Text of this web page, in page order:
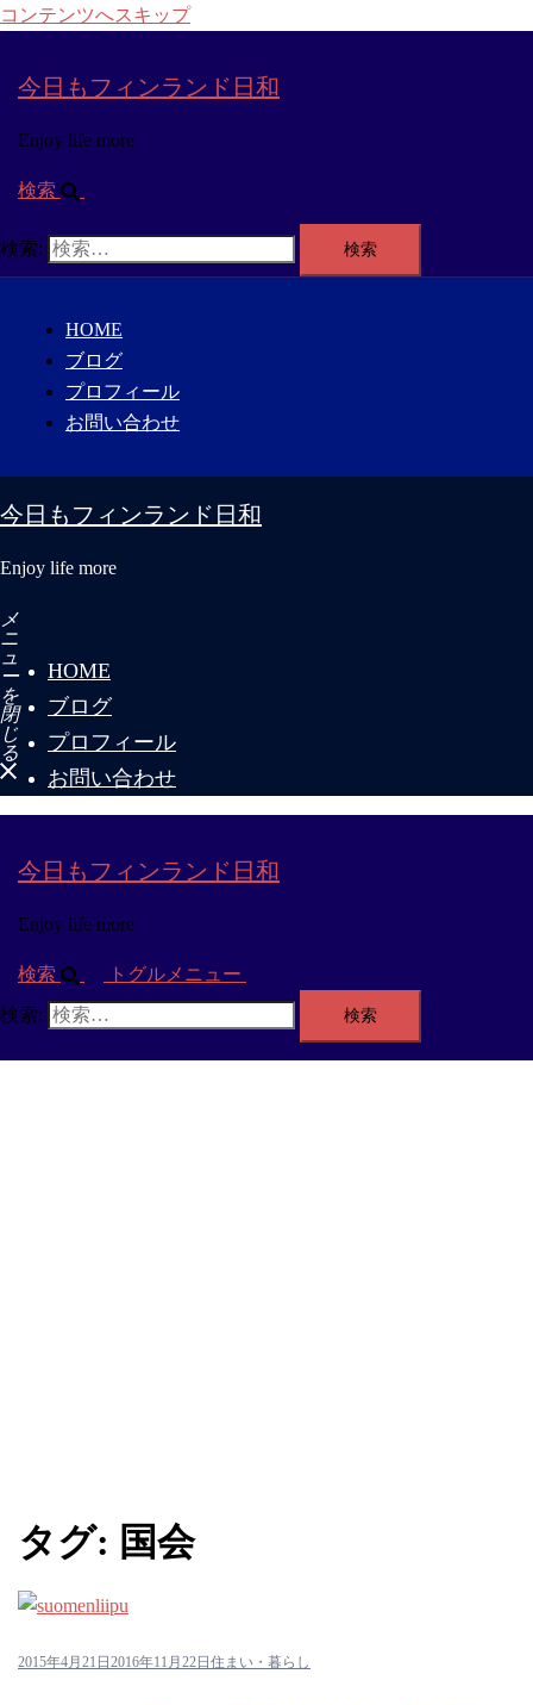
コンテンツへスキップ
今日もフィンランド日和
Enjoy life more
検索
検索:
HOME
ブログ
プロフィール
お問い合わせ
今日もフィンランド日和
Enjoy life more
メ
ニ
ュ
ー
を
閉
じ
る
HOME
ブログ
プロフィール
お問い合わせ
今日もフィンランド日和
Enjoy life more
検索
トグルメニュー
検索:
タグ: 国会
2015年4月21日2016年11月22日住まい・暮らし